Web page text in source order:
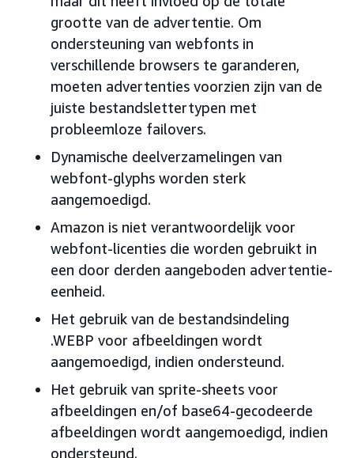
grootte van de advertentie. Om
ondersteuning van webfonts in
verschillende browsers te garanderen,
moeten advertenties voorzien zijn van de
juiste bestandslettertypen met
probleemloze failovers.
Dynamische deelverzamelingen van
webfont-glyphs worden sterk
aangemoedigd.
Amazon is niet verantwoordelijk voor
webfont-licenties die worden gebruikt in
een door derden aangeboden advertentie-
eenheid.
Het gebruik van de bestandsindeling
.WEBP voor afbeeldingen wordt
aangemoedigd, indien ondersteund.
Het gebruik van sprite-sheets voor
afbeeldingen en/of base64-gecodeerde
afbeeldingen wordt aangemoedigd, indien
ondersteund.